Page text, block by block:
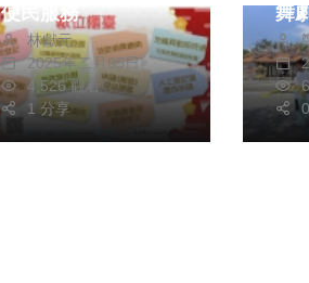
便民服務
林獻元
2025年二月05日
4,526 觀看
1 分享
舞